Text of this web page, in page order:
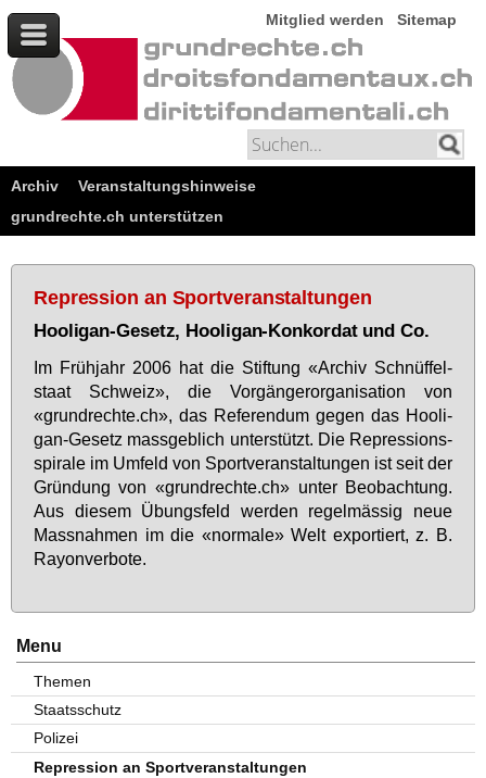
Mitglied werden Sitemap
Archiv
Veranstaltungshinweise
grundrechte.ch unterstützen
Repression an Sportveranstaltungen
Hooligan-Gesetz, Hooligan-Konkordat und Co.
Im Früh­jahr 2006 hat die Stif­tung «Ar­chiv Schnüf­fel­
staat Schweiz», die Vor­gän­ger­or­ga­ni­sa­ti­on von
«grund­rech­te.ch», das Re­fe­ren­dum ge­gen das Hoo­li­
gan-Ge­setz mass­geb­lich un­ter­stützt. Die Re­pres­si­ons­
spi­ra­le im Um­feld von Sport­ver­an­stal­tun­gen ist seit der
Grün­dung von «grund­rech­te.ch» un­ter Be­ob­ach­tung.
Aus die­sem Übungs­feld wer­den re­gel­mäs­sig neue
Mass­nah­men im die «nor­ma­le» Welt ex­por­tiert, z. B.
Rayon­ver­bo­te.
Menu
Themen
Staatsschutz
Polizei
Repression an Sportveranstaltungen